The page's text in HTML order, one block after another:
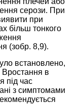
серози. При
при
більш тонкого
(зобр. 8,9).
встановлено,
Вростання в
під час
з симптомами